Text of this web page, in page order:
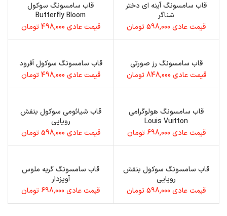
قاب سامسونگ آینه ای دختر
شناگر
قیمت عادی598,000 تومان
قاب سامسونگ سوکول
Butterfly Bloom
قیمت عادی498,000 تومان
قاب سامسونگ رز صورتی
قیمت عادی848,000 تومان
قاب سامسونگ سوکول آفرود
قیمت عادی498,000 تومان
قاب سامسونگ هولوگرامی
Louis Vuitton
قیمت عادی698,000 تومان
قاب شیائومی سوکول بنفش
رویایی
قیمت عادی598,000 تومان
قاب سامسونگ سوکول بنفش
رویایی
قیمت عادی598,000 تومان
قاب سامسونگ گربه ملوس
آویزدار
قیمت عادی698,000 تومان